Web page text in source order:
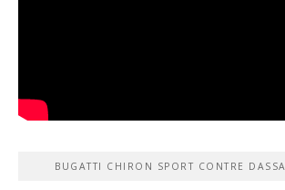
BUGATTI CHIRON SPORT CONTRE